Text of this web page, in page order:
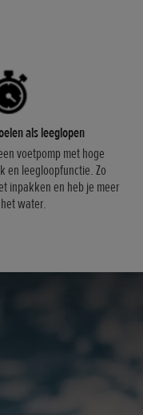
als leeglopen
voetpomp met hoge
en leegloopfunctie. Zo
inpakken en heb je meer
water.